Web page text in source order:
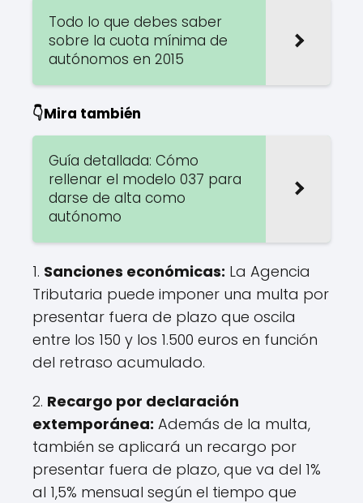
Todo lo que debes saber
sobre la cuota mínima de
autónomos en 2015
👇Mira también
Guía detallada: Cómo
rellenar el modelo 037 para
darse de alta como
autónomo
1. Sanciones económicas: La Agencia
Tributaria puede imponer una multa por
presentar fuera de plazo que oscila
entre los 150 y los 1.500 euros en función
del retraso acumulado.
2. Recargo por declaración
extemporánea: Además de la multa,
también se aplicará un recargo por
presentar fuera de plazo, que va del 1%
al 1,5% mensual según el tiempo que